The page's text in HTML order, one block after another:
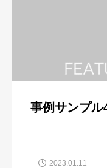
事例サンプル
2023.01.11